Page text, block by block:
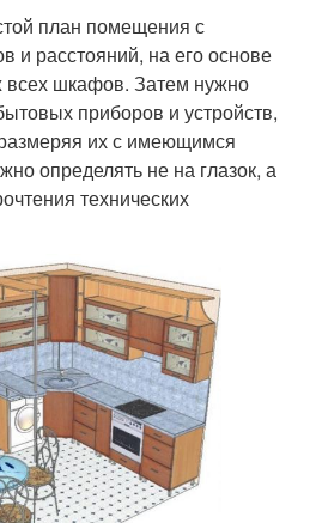
план помещения с
и расстояний, на его основе
всех шкафов. Затем нужно
приборов и устройств,
их с имеющимся
определять не на глазок, а
технических